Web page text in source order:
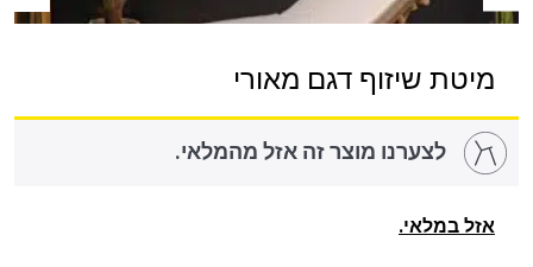
מיטת שיזוף דגם מאורי
לצערנו מוצר זה אזל מהמלאי.
אזל במלאי.